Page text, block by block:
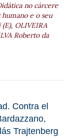
no cárcere
e o seu
, OLIVEIRA
Roberto da
Contra el
Trajtenberg